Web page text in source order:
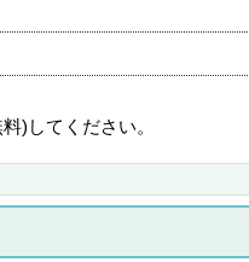
)してください。